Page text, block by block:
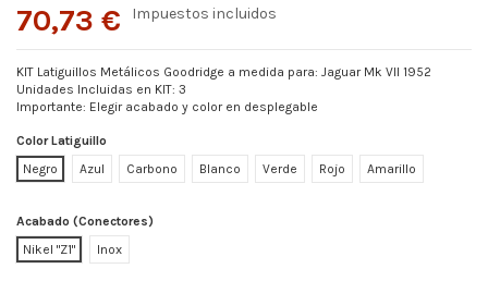
70,73 € Impuestos incluidos
KIT Latiguillos Metálicos Goodridge a medida para: Jaguar Mk VII 1952
Unidades Incluidas en KIT: 3
Importante: Elegir acabado y color en desplegable
Color Latiguillo
Negro
Azul Carbono Blanco Verde Rojo Amarillo
Acabado (Conectores)
Nikel "Z1"
Inox